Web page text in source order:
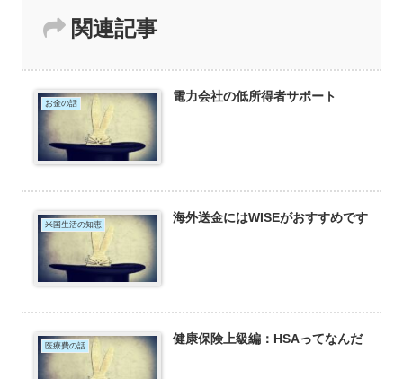
関連記事
お金の話 電力会社の低所得者サポート
米国生活の知恵 海外送金にはWISEがおすすめです
医療費の話 健康保険上級編：HSAってなんだ